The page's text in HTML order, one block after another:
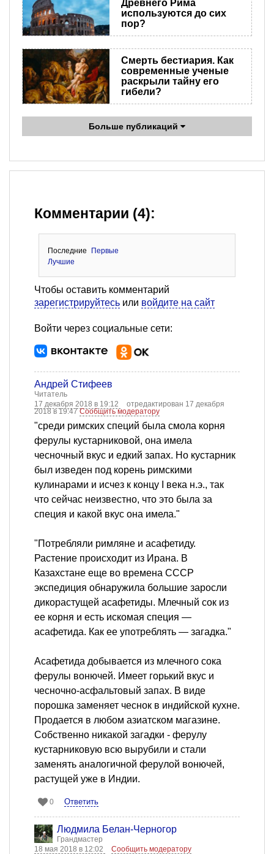
Древнего Рима
используются до сих
пор?
Смерть бестиария. Как
современные ученые
раскрыли тайну его
гибели?
Больше публикаций
Комментарии (4):
Последние
Первые
Лучшие
Чтобы оставить комментарий
зарегистрируйтесь или войдите на сайт
Войти через социальные сети:
Андрей Стифеев
Читатель
17 декабря 2018 в 19:12
отредактирован 17 декабря
2018 в 19:47Сообщить модератору
"среди римских специй была смола корня
ферулы кустарниковой, она имела
чесночный вкус и едкий запах. Но кустарник
был изведен под корень римскими
кулинарами и исчез к концу I века н.э., так
что сейчас неизвестно, что это была за
специя и какой вкус она имела."
"Потребляли римляне и асафетиду.
Растение происходит из Ирана. В
Казахстане еще во времена СССР
экспедиция обнаружила большие заросли
дикорастущей асафетиды. Млечный сок из
ее корня и есть искомая специя —
асафетида. Как ее употреблять — загадка."
Асафетида добывается из млечного сока
ферулы вонючей. Имеет горький вкус и
чесночно-асфальтовый запах. В виде
порошка заменяет чеснок в индийской кухне.
Продается в любом азиатском магазине.
Собственно никакой загадки - ферулу
кустарниковую всю вырубили и стали
заменять аналогичной ферулой вонючей,
растущей уже в Индии.
0 Ответить
Людмила Белан-Черногор
Грандмастер
18 мая 2018 в 12:02
Сообщить модератору